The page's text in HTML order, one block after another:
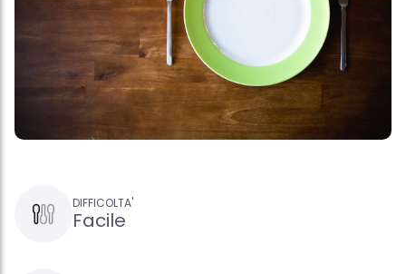
DIFFICOLTA'
Facile